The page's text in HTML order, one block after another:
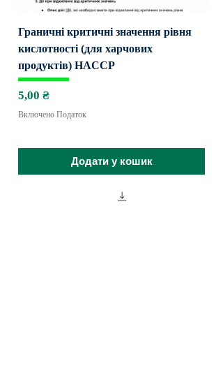
Граничні критичні значення рівня
кислотності (для харчових
продуктів) HACCP
Ціна
5,00 ₴
Включено Податок
Додати у кошик